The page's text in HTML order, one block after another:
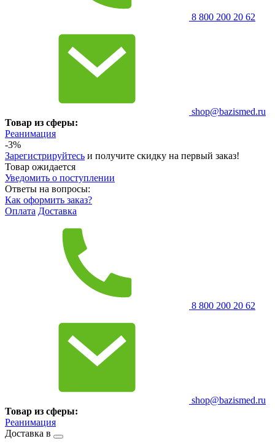
8 800 200 20 62
shop@bazismed.ru
Товар из сферы:
Реанимация
-3%
Зарегистрируйтесь и получите скидку на первый заказ!
Товар ожидается
Уведомить о поступлении
Ответы на вопросы:
Как оформить заказ?
Оплата Доставка
8 800 200 20 62
shop@bazismed.ru
Товар из сферы:
Реанимация
Доставка в